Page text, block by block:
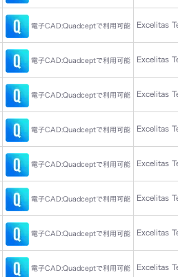
電子CAD:Quadceptで利用可能 Excelitas
電子CAD:Quadceptで利用可能 Excelitas
電子CAD:Quadceptで利用可能 Excelitas
電子CAD:Quadceptで利用可能 Excelitas
電子CAD:Quadceptで利用可能 Excelitas
電子CAD:Quadceptで利用可能 Excelitas
電子CAD:Quadceptで利用可能 Excelitas
電子CAD:Quadceptで利用可能 Excelitas